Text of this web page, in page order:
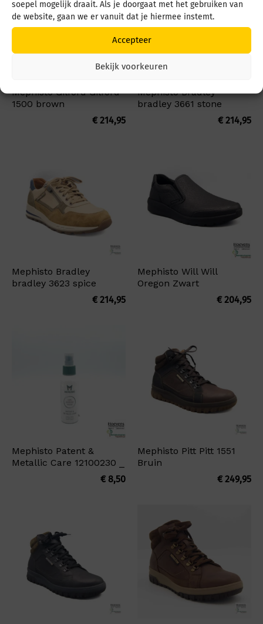
soepel mogelijk draait. Als je doorgaat met het gebruiken van
de website, gaan we er vanuit dat je hiermee instemt.
Accepteer
Bekijk voorkeuren
Mephisto Gilford Gilford
1500 brown
€214,95
Mephisto Bradley
bradley 3661 stone
€214,95
Mephisto Bradley
bradley 3623 spice
€214,95
Mephisto Will Will
Oregon Zwart
€204,95
Mephisto Patent &
Metallic Care 12100230 _
€8,50
Mephisto Pitt Pitt 1551
Bruin
€249,95